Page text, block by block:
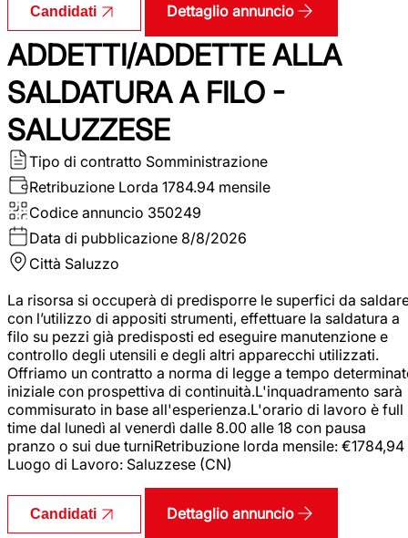
Candidati Dettaglio annuncio
ADDETTI/ADDETTE ALLA
SALDATURA A FILO -
SALUZZESE
Tipo di contratto Somministrazione
Retribuzione Lorda 1784.94 mensile
Codice annuncio 350249
Data di pubblicazione 8/8/2026
Città Saluzzo
La risorsa si occuperà di predisporre le superfici da
con l’utilizzo di appositi strumenti, effettuare la saldatura a
filo su pezzi già predisposti ed eseguire manutenzione e
controllo degli utensili e degli altri apparecchi utilizzati.
Offriamo un contratto a norma di legge a tempo
iniziale con prospettiva di continuità.L'inquadramento sarà
commisurato in base all'esperienza.L'orario di lavoro è full
time dal lunedì al venerdì dalle 8.00 alle 18 con pausa
pranzo o sui due turniRetribuzione lorda mensile: €1784,94
Luogo di Lavoro: Saluzzese (CN)
Candidati Dettaglio annuncio